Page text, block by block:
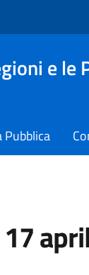
e le
Pubblica